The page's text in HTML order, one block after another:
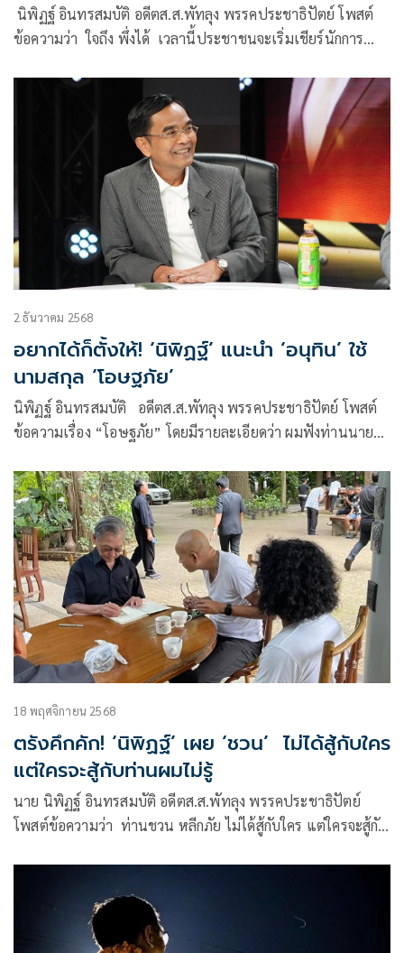
นิพิฏฐ์ อินทรสมบัติ อดีตส.ส.พัทลุง พรรคประชาธิปัตย์ โพสต์
ข้อความว่า ใจถึง พึ่งได้ เวลานี้ประชาชนจะเริ่มเชียร์นักการ
2 ธันวาคม 2568
อยากได้ก็ตั้งให้! ‘นิพิฏฐ์’ แนะนำ ‘อนุทิน’ ใช้
นามสกุล ‘โอษฐภัย’
นิพิฏฐ์ อินทรสมบัติ อดีตส.ส.พัทลุง พรรคประชาธิปัตย์ โพสต์
ข้อความเรื่อง “โอษฐภัย” โดยมีรายละเอียดว่า ผมฟังท่านนายก
18 พฤศจิกายน 2568
ตรังคึกคัก! ‘นิพิฏฐ์’ เผย ‘ชวน’ ไม่ได้สู้กับใคร
แต่ใครจะสู้กับท่านผมไม่รู้
นาย นิพิฏฐ์ อินทรสมบัติ อดีตส.ส.พัทลุง พรรคประชาธิปัตย์
โพสต์ข้อความว่า ท่านชวน หลีกภัย ไม่ได้สู้กับใคร แต่ใครจะสู้กับ